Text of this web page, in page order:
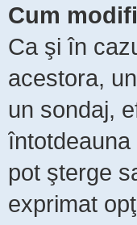
Cum
Ca şi în
acestora,
un sondaj,
pot şterge
exprimat